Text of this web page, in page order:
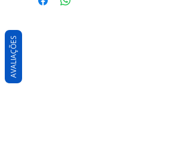
AVALIAÇÕES